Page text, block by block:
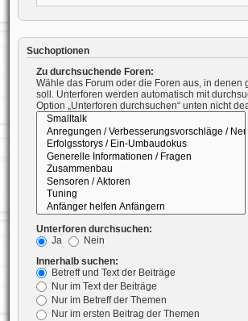
Suchoptionen
Zu durchsuchende Foren:
Wähle das Forum oder die Foren aus, in denen
soll. Unterforen werden automatisch mit
Option „Unterforen durchsuchen“ unten nicht
Unterforen durchsuchen:
Ja
Nein
Innerhalb suchen:
Betreff und Text der Beiträge
Nur im Text der Beiträge
Nur im Betreff der Themen
Nur im ersten Beitrag der Themen